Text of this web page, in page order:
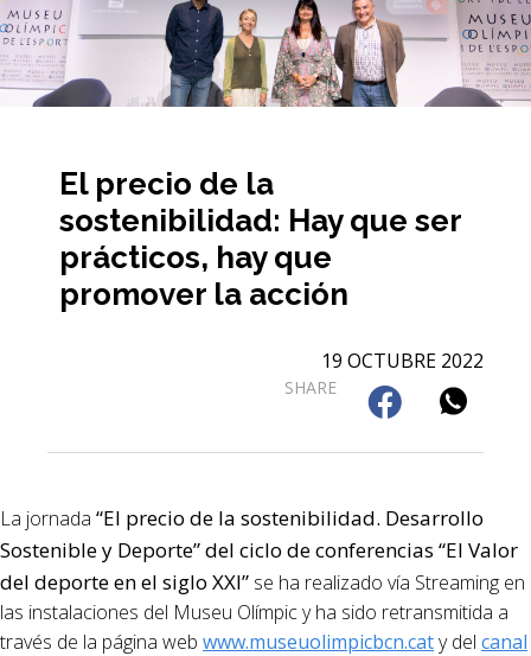
El precio de la
sostenibilidad: Hay que ser
prácticos, hay que
promover la acción
19 OCTUBRE 2022
SHARE
La jornada “El precio de la sostenibilidad. Desarrollo
Sostenible y Deporte” del ciclo de conferencias “El Valor
del deporte en el siglo XXI” se ha realizado vía Streaming en
las instalaciones del Museu Olímpic y ha sido retransmitida a
través de la página web www.museuolimpicbcn.caty del canal